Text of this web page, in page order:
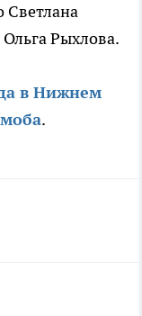
Светлана
Рыхлова.
в Нижнем
.